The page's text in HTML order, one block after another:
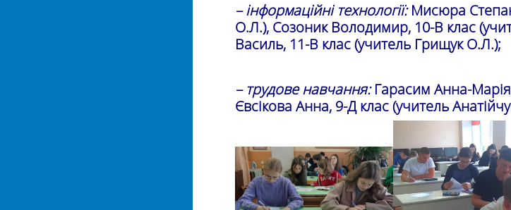
– інформаційні технології:Мисюра
О.Л.), Созоник Володимир, 10-В клас
Василь, 11-В клас (учитель Грищук О.Л.);
– трудове навчання:Гарасим Анна-
Євсікова Анна, 9-Д клас (учитель